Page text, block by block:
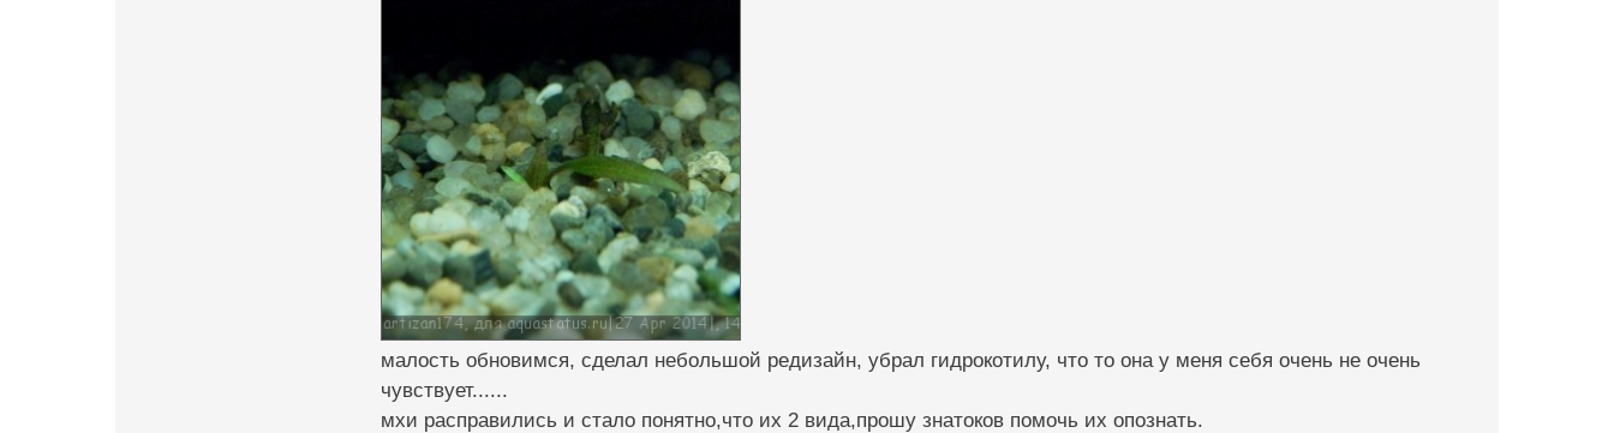
малость обновимся, сделал небольшой редизайн, убрал гидрокотилу, что то она у меня себя очень не очень
чувствует......
мхи расправились и стало понятно,что их 2 вида,прошу знатоков помочь их опознать.